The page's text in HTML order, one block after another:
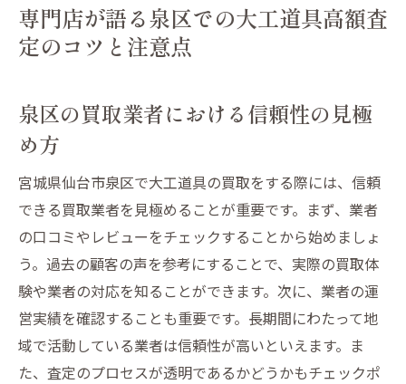
専門店が語る泉区での大工道具高額査
定のコツと注意点
泉区の買取業者における信頼性の見極
め方
宮城県仙台市泉区で大工道具の買取をする際には、信頼
できる買取業者を見極めることが重要です。まず、業者
の口コミやレビューをチェックすることから始めましょ
う。過去の顧客の声を参考にすることで、実際の買取体
験や業者の対応を知ることができます。次に、業者の運
営実績を確認することも重要です。長期間にわたって地
域で活動している業者は信頼性が高いといえます。ま
た、査定のプロセスが透明であるかどうかもチェックポ